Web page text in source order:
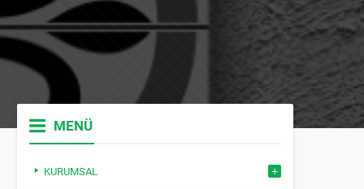
MENÜ
KURUMSAL